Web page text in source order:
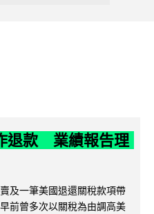
退款 業績報告理
及一筆美國退還關稅款項帶
前曾多次以關稅為由調高美